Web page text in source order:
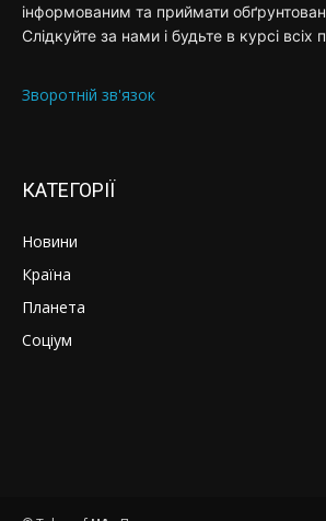
інформованим та приймати
Слідкуйте за нами і будьте в курсі всіх
Зворотній зв'язок
КАТЕГОРІЇ
Новини
Країна
Планета
Соціум